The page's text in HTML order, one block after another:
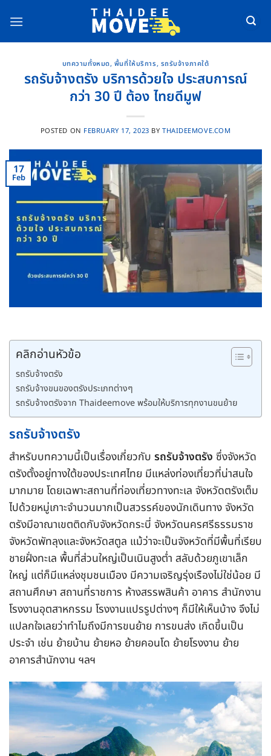
บทความทั้งหมด, พื้นที่ให้บริการ, รถรับจ้างภาคใต้
รถรับจ้างตรัง บริการด้วยใจ ประสบการณ์
กว่า 30 ปี ต้อง ไทยดีมูฟ
POSTED ON FEBRUARY 17, 2023 BY THAIDEEMOVE.COM
17
Feb
คลิกอ่านหัวข้อ
รถรับจ้างตรัง
รถรับจ้างขนของตรังประเภทต่างๆ
รถรับจ้างตรังจาก Thaideemove พร้อมให้บริการทุกงานขนย้าย
รถรับจ้างตรัง
สำหรับบทความนี้เป็นเรื่องเกี่ยวกับ รถรับจ้างตรัง ซึ่งจังหวัด
ตรังตั้งอยู่ทางใต้ของประเทศไทย มีแหล่งท่องเที่ยวที่น่าสนใจ
มากมาย โดยเฉพาะสถานที่ท่องเที่ยวทางทะเล จังหวัดตรังเต็ม
ไปด้วยหมู่เกาะจำนวนมากเป็นสวรรค์ของนักเดินทาง จังหวัด
ตรังมีอาณาเขตติดกับจังหวัดกระบี่ จังหวัดนครศรีธรรมราช
จังหวัดพัทลุงและจังหวัดสตูล แม้ว่าจะเป็นจังหวัดที่มีพื้นที่เรียบ
ชายฝั่งทะเล พื้นที่ส่วนใหญ่เป็นเนินสูงต่ำ สลับด้วยภูเขาเล็ก
ใหญ่ แต่ก็มีแหล่งชุมชนเมือง มีความเจริญรุ่งเรืองไม่ใช่น้อย มี
สถานศึกษา สถานที่ราชการ ห้างสรรพสินค้า อาคาร สำนักงาน
โรงงานอุตสาหกรรม โรงงานแปรรูปต่างๆ ก็มีให้เห็นบ้าง จึงไม่
แปลกใจเลยว่าทำไมถึงมีการขนย้าย การขนส่ง เกิดขึ้นเป็น
ประจำ เช่น ย้ายบ้าน ย้ายหอ ย้ายคอนโด ย้ายโรงงาน ย้าย
อาคารสำนักงาน ฯลฯ